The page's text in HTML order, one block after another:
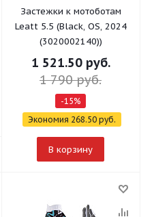
Застежки к мотоботам
Leatt 5.5 (Black, OS, 2024
(3020002140))
1 521.50руб.
1 790руб.
-15%
Экономия 268.50руб.
В корзину